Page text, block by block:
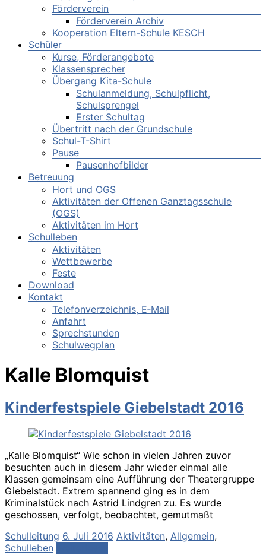
Förderverein
Förderverein Archiv
Kooperation Eltern-Schule KESCH
Schüler
Kurse, Förderangebote
Klassensprecher
Übergang Kita-Schule
Schulanmeldung, Schulpflicht,
Schulsprengel
Erster Schultag
Übertritt nach der Grundschule
Schul-T-Shirt
Pause
Pausenhofbilder
Betreuung
Hort und OGS
Aktivitäten der Offenen Ganztagsschule
(OGS)
Aktivitäten im Hort
Schulleben
Aktivitäten
Wettbewerbe
Feste
Download
Kontakt
Telefonverzeichnis, E‑Mail
Anfahrt
Sprechstunden
Schulwegplan
Kalle Blomquist
Kinderfestspiele Giebelstadt 2016
„Kalle Blomquist“ Wie schon in vielen Jahren zuvor
besuchten auch in diesem Jahr wieder einmal alle
Klassen gemeinsam eine Aufführung der Theatergruppe
Giebelstadt. Extrem spannend ging es in dem
Kriminalstück nach Astrid Lindgren zu. Es wurde
geschossen, verfolgt, beobachtet, gemutmaßt
Schulleitung 6. Juli 2016 Aktivitäten, Allgemein,
Schulleben